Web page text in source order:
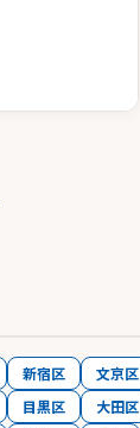
新宿区 文京区
目黒区 大田区